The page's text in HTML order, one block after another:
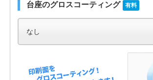
台座のグロスコーティング 有料